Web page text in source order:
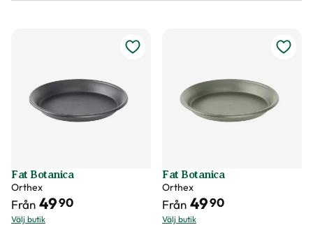
Fat Botanica
Orthex
Från 4990
Välj butik
Fat Botanica
Orthex
Från 4990
Välj butik